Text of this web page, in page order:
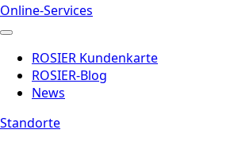
Online-Services
ROSIER Kundenkarte
ROSIER-Blog
News
Standorte